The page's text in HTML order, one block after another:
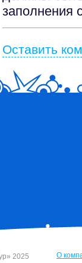
заполнения
Оставить
2025
О